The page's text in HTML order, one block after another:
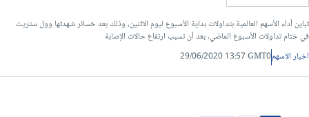
تباين أداء الأسهم العالمية بتداولات بداية الأسبوع ليوم الاثنين، وذلك بعد خسائر شهدتها وول ستريت
في ختام تداولات الأسبوع الماضي، بعد أن تسبب ارتفاع حالات الإصابة
اخبار الاسهم29/06/2020 13:57 GMT0